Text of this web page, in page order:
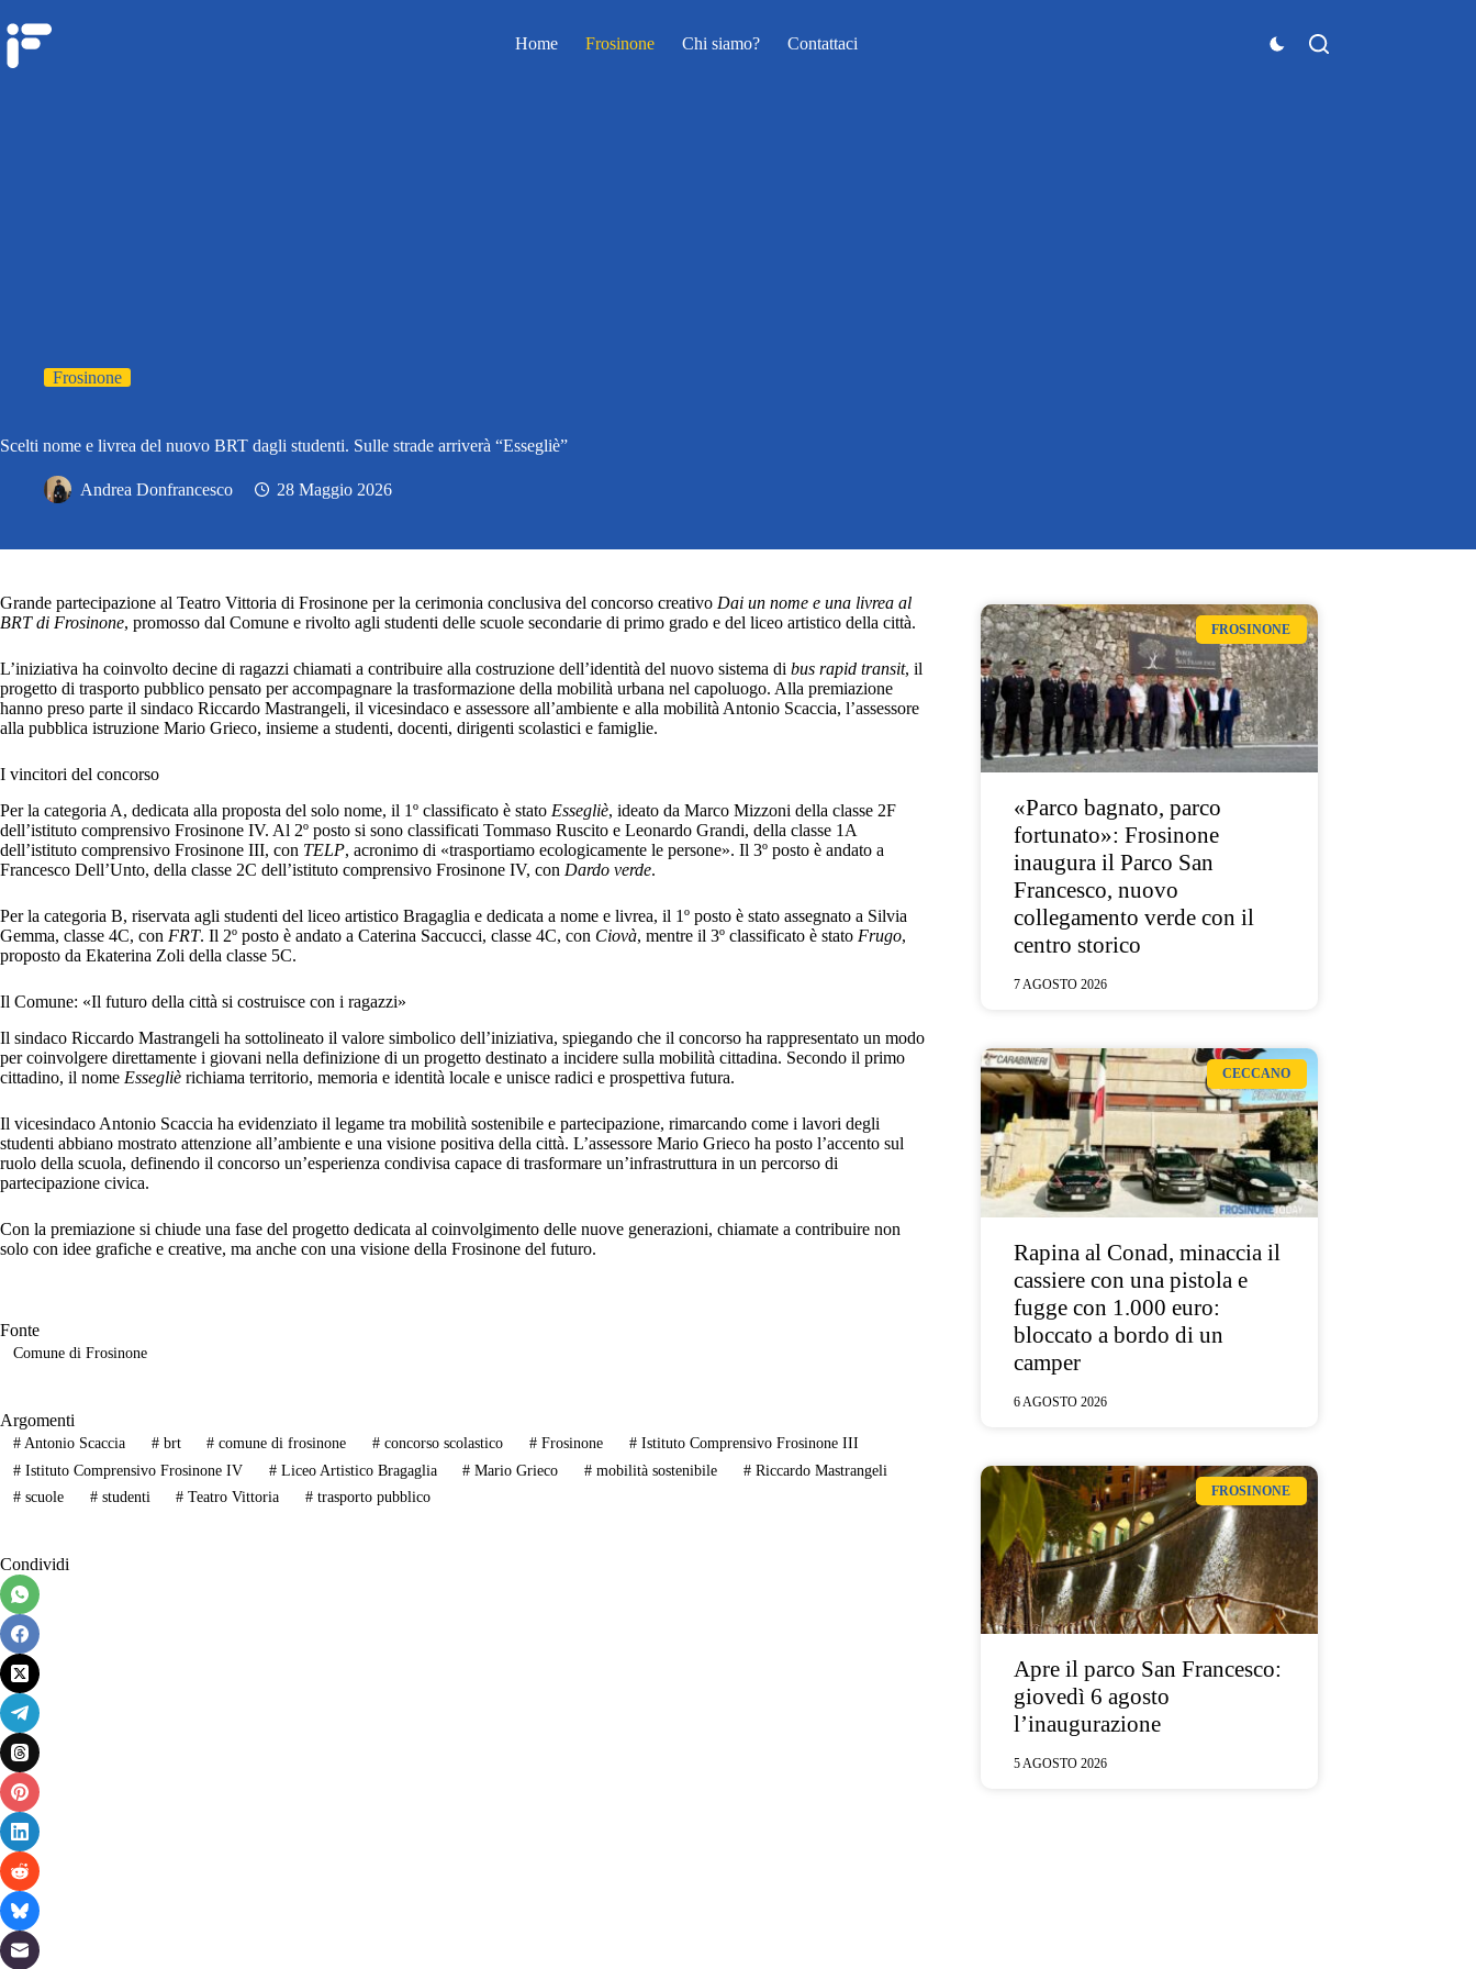
Home Frosinone Chi siamo? Contattaci
Frosinone
Scelti nome e livrea del nuovo BRT dagli studenti. Sulle strade arriverà “Essegliè”
Andrea Donfrancesco 28 Maggio 2026
Grande partecipazione al Teatro Vittoria di Frosinone per la cerimonia conclusiva del concorso creativo Dai un nome e una livrea al
BRT di Frosinone, promosso dal Comune e rivolto agli studenti delle scuole secondarie di primo grado e del liceo artistico della città.
L’iniziativa ha coinvolto decine di ragazzi chiamati a contribuire alla costruzione dell’identità del nuovo sistema di bus rapid transit, il
progetto di trasporto pubblico pensato per accompagnare la trasformazione della mobilità urbana nel capoluogo. Alla premiazione
hanno preso parte il sindaco Riccardo Mastrangeli, il vicesindaco e assessore all’ambiente e alla mobilità Antonio Scaccia, l’assessore
alla pubblica istruzione Mario Grieco, insieme a studenti, docenti, dirigenti scolastici e famiglie.
I vincitori del concorso
Per la categoria A, dedicata alla proposta del solo nome, il 1º classificato è stato Essegliè, ideato da Marco Mizzoni della classe 2F
dell’istituto comprensivo Frosinone IV. Al 2º posto si sono classificati Tommaso Ruscito e Leonardo Grandi, della classe 1A
dell’istituto comprensivo Frosinone III, con TELP, acronimo di «trasportiamo ecologicamente le persone». Il 3º posto è andato a
Francesco Dell’Unto, della classe 2C dell’istituto comprensivo Frosinone IV, con Dardo verde.
Per la categoria B, riservata agli studenti del liceo artistico Bragaglia e dedicata a nome e livrea, il 1º posto è stato assegnato a Silvia
Gemma, classe 4C, con FRT. Il 2º posto è andato a Caterina Saccucci, classe 4C, con Ciovà, mentre il 3º classificato è stato Frugo,
proposto da Ekaterina Zoli della classe 5C.
Il Comune: «Il futuro della città si costruisce con i ragazzi»
Il sindaco Riccardo Mastrangeli ha sottolineato il valore simbolico dell’iniziativa, spiegando che il concorso ha rappresentato un modo
per coinvolgere direttamente i giovani nella definizione di un progetto destinato a incidere sulla mobilità cittadina. Secondo il primo
cittadino, il nome Essegliè richiama territorio, memoria e identità locale e unisce radici e prospettiva futura.
Il vicesindaco Antonio Scaccia ha evidenziato il legame tra mobilità sostenibile e partecipazione, rimarcando come i lavori degli
studenti abbiano mostrato attenzione all’ambiente e una visione positiva della città. L’assessore Mario Grieco ha posto l’accento sul
ruolo della scuola, definendo il concorso un’esperienza condivisa capace di trasformare un’infrastruttura in un percorso di
partecipazione civica.
Con la premiazione si chiude una fase del progetto dedicata al coinvolgimento delle nuove generazioni, chiamate a contribuire non
solo con idee grafiche e creative, ma anche con una visione della Frosinone del futuro.
Fonte
Comune di Frosinone
Argomenti
#Antonio Scaccia #brt # comune di frosinone # concorso scolastico # Frosinone #Istituto Comprensivo Frosinone III
#Istituto Comprensivo Frosinone IV #Liceo Artistico Bragaglia # Mario Grieco # mobilità sostenibile # Riccardo Mastrangeli
#scuole #studenti # Teatro Vittoria # trasporto pubblico
Condividi
FROSINONE
«Parco bagnato, parco
fortunato»: Frosinone
inaugura il Parco San
Francesco, nuovo
collegamento verde con il
centro storico
7 AGOSTO 2026
CECCANO
Rapina al Conad, minaccia il
cassiere con una pistola e
fugge con 1.000 euro:
bloccato a bordo di un
camper
6 AGOSTO 2026
FROSINONE
Apre il parco San Francesco:
giovedì 6 agosto
l’inaugurazione
5 AGOSTO 2026